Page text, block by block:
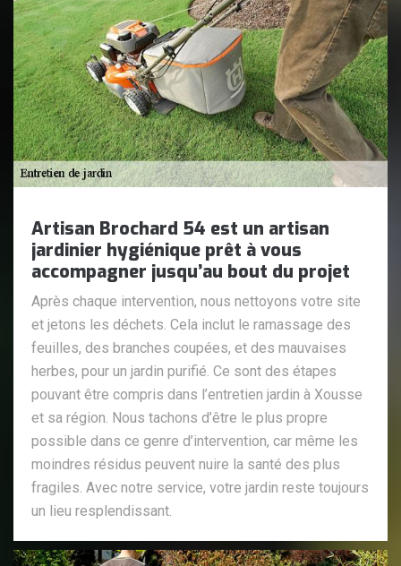
Artisan Brochard 54 est un artisan
jardinier hygiénique prêt à vous
accompagner jusqu’au bout du projet
Après chaque intervention, nous nettoyons votre site
et jetons les déchets. Cela inclut le ramassage des
feuilles, des branches coupées, et des mauvaises
herbes, pour un jardin purifié. Ce sont des étapes
pouvant être compris dans l’entretien jardin à Xousse
et sa région. Nous tachons d’être le plus propre
possible dans ce genre d’intervention, car même les
moindres résidus peuvent nuire la santé des plus
fragiles. Avec notre service, votre jardin reste toujours
un lieu resplendissant.